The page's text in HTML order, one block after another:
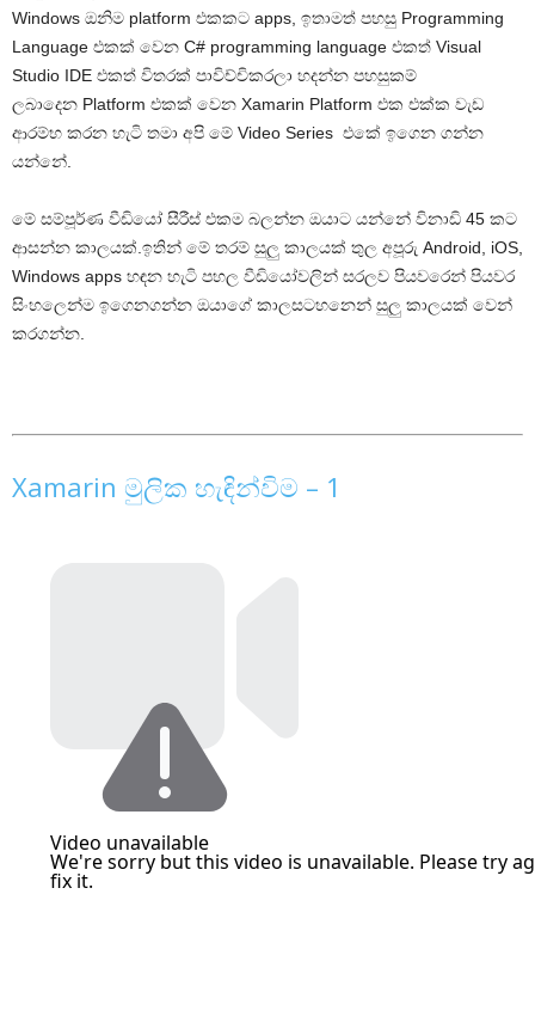
Windows ඔනිම platform එකකට apps, ඉතාමත් පහසු Programming
Language එකක් වෙන C# programming language එකත් Visual
Studio IDE එකත් විතරක් පාවිච්චිකරලා හදන්න පහසුකම්
ලබාදෙන Platform එකක් වෙන Xamarin Platform එක එක්ක වැඩ
ආරම්භ කරන හැටි තමා අපි මේ Video Series එකේ ඉගෙන ගන්න
යන්නේ.
මේ සම්පූර්ණ වීඩියෝ සීරීස් එකම බලන්න ඔයාට යන්නේ විනාඩි 45 කට
ආසන්න කාලයක්.ඉතින් මේ තරම් සුලු කාලයක් තුල අපූරු Android, iOS,
Windows apps හඳන හැටි පහල වීඩියෝවලින් සරලව පියවරෙන් පියවර
සිංහලෙන්ම ඉගෙනගන්න ඔයාගේ කාලසටහනෙන් සුලු කාලයක් වෙන්
කරගන්න.
Xamarin මුලික හැඳින්විම – 1